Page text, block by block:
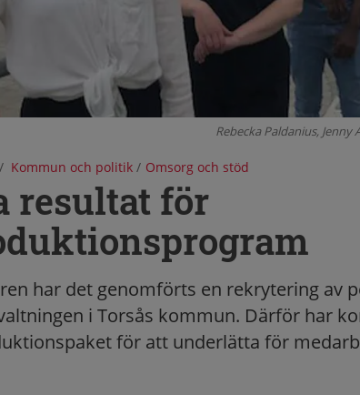
Rebecka Paldanius,
Kommun och politik / Omsorg och stöd
resultat för
har det genomförts en rekrytering av
i Torsås kommun. Därför har
för att underlätta för